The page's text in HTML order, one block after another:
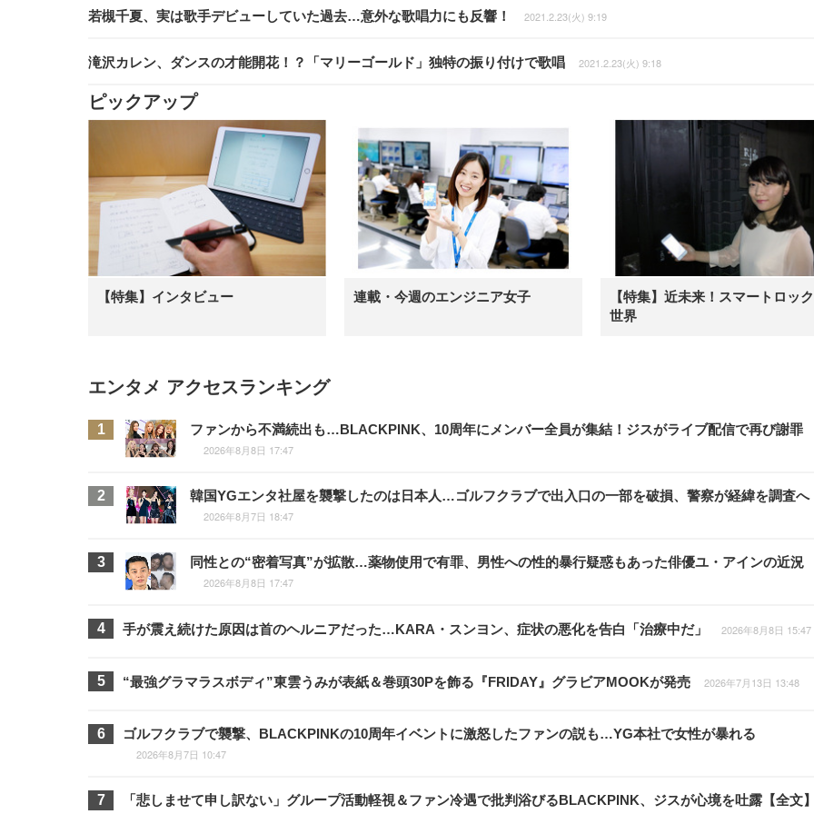
若槻千夏、実は歌手デビューしていた過去…意外な歌唱力にも反響！ 2021.2.23(火) 9:19
滝沢カレン、ダンスの才能開花！？「マリーゴールド」独特の振り付けで歌唱 2021.2.23(火) 9:18
ピックアップ
【特集】インタビュー 連載・今週のエンジニア女子
【特集】近未来！スマートロッ
世界
エンタメ アクセスランキング
ファンから不満続出も…BLACKPINK、10周年にメンバー全員が集結！ジスがライブ配信で再び謝罪
2026年8月8日 17:47
韓国YGエンタ社屋を襲撃したのは日本人…ゴルフクラブで出入口の一部を破損、警察が経緯を調査へ
2026年8月7日 18:47
同性との“密着写真”が拡散…薬物使用で有罪、男性への性的暴行疑惑もあった俳優ユ・アインの近況
2026年8月8日 17:47
手が震え続けた原因は首のヘルニアだった…KARA・スンヨン、症状の悪化を告白「治療中だ」 2026年8月8日 15:47
“最強グラマラスボディ”東雲うみが表紙＆巻頭30Pを飾る『FRIDAY』グラビアMOOKが発売 2026年7月13日 13:48
ゴルフクラブで襲撃、BLACKPINKの10周年イベントに激怒したファンの説も…YG本社で女性が暴れる
2026年8月7日 10:47
「悲しませて申し訳ない」グループ活動軽視＆ファン冷遇で批判浴びるBLACKPINK、ジスが心境を吐露【全文